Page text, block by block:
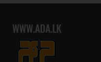
WWW.ADA.LK